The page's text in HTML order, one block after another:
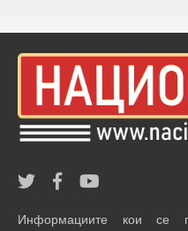
Информациите кои се